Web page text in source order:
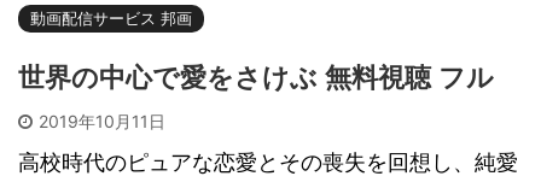
動画配信サービス 邦画
世界の中心で愛をさけぶ 無料視聴 フル
2019年10月11日
高校時代のピュアな恋愛とその喪失を回想し、純愛